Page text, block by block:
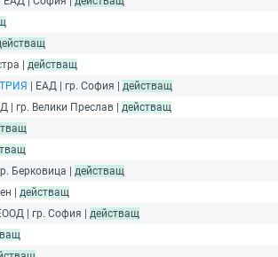
| действащ
| ЕАД | гр. София | действащ
| гр. Велики Преслав | действащ
Берковица | действащ
| действащ
| гр. София | действащ